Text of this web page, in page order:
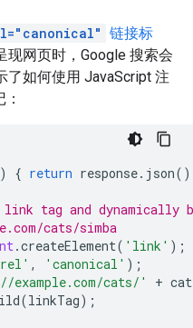
链接标
现网页时，Google 搜索会
了如何使用 JavaScript 注
) { return response. json
tag and dynamically
cats/simba
.createElement( 'link' );
, 'canonical' );
cats/' + cat
(linkTag);